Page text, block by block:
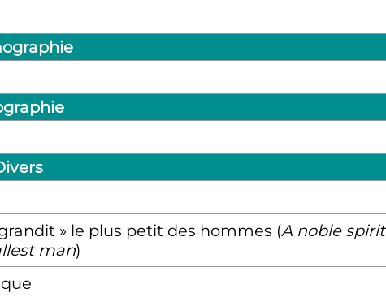
» le plus petit des hommes (A noble spirit
man)